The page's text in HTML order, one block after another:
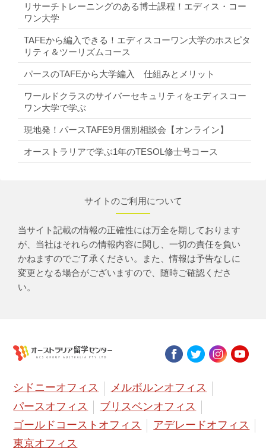
リサーチトレーニングのある博士課程！エディス・コー
ワン大学
TAFEから編入できる！エディスコーワン大学のホスピタ
リティ＆ツーリズムコース
パースのTAFEから大学編入 仕組みとメリット
ワールドクラスのサイバーセキュリティをエディスコー
ワン大学で学ぶ
現地発！パースTAFE9月個別相談会【オンライン】
オーストラリアで学ぶ1年のTESOL修士号コース
サイトのご利用について
当サイト記載の情報の正確性には万全を期しております
が、当社はそれらの情報内容に関し、一切の責任を負い
かねますのでご了承ください。また、情報は予告なしに
変更となる場合がございますので、随時ご確認くださ
い。
シドニーオフィス
メルボルンオフィス
パースオフィス
ブリスベンオフィス
ゴールドコーストオフィス
アデレードオフィス
東京オフィス